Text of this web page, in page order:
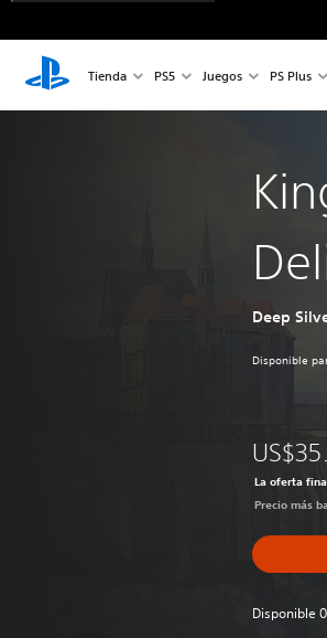
Tienda PS5 Juegos PS Plus
Deep
Disponible
La oferta
Precio más
Disponible